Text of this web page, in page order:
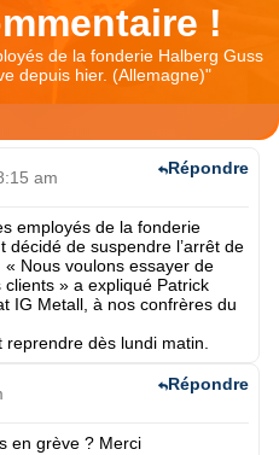
!
de la fonderie Halberg Guss
depuis hier. (Allemagne)"
am
employés de la fonderie
décidé de suspendre l’arrêt de
Nous voulons essayer de
» a expliqué Patrick
IG Metall, à nos confrères du
dès lundi matin.
Répondre
en grève ? Merci
Répondre